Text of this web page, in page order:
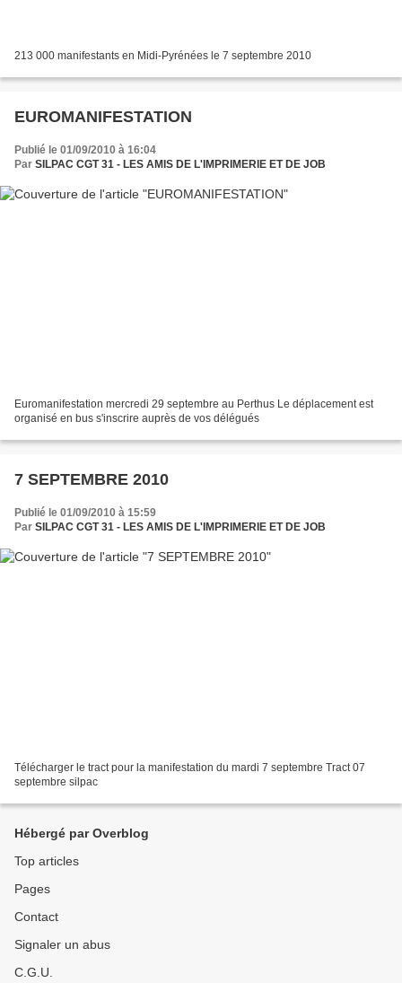
213 000 manifestants en Midi-Pyrénées le 7 septembre 2010
EUROMANIFESTATION
Publié le 01/09/2010 à 16:04
Par SILPAC CGT 31 - LES AMIS DE L'IMPRIMERIE ET DE JOB
Euromanifestation mercredi 29 septembre au Perthus Le déplacement est
organisé en bus s'inscrire auprès de vos délégués
7 SEPTEMBRE 2010
Publié le 01/09/2010 à 15:59
Par SILPAC CGT 31 - LES AMIS DE L'IMPRIMERIE ET DE JOB
Télécharger le tract pour la manifestation du mardi 7 septembre Tract 07
septembre silpac
Hébergé par Overblog
Top articles
Pages
Contact
Signaler un abus
C.G.U.